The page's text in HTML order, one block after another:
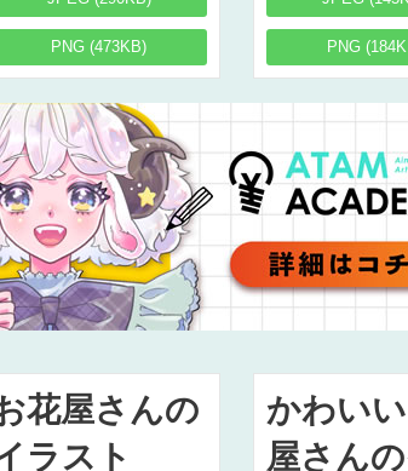
PNG (473KB) PNG
花屋さんの
ラスト
かわい
屋さん